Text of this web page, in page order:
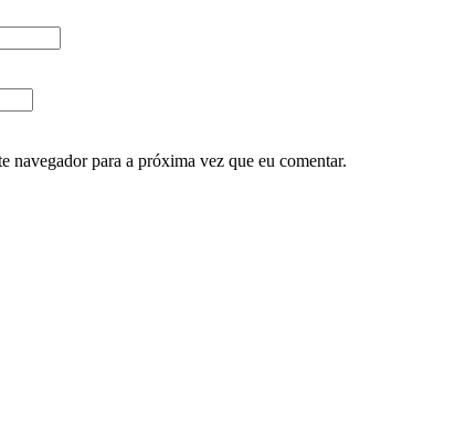
navegador para a próxima vez que eu comentar.